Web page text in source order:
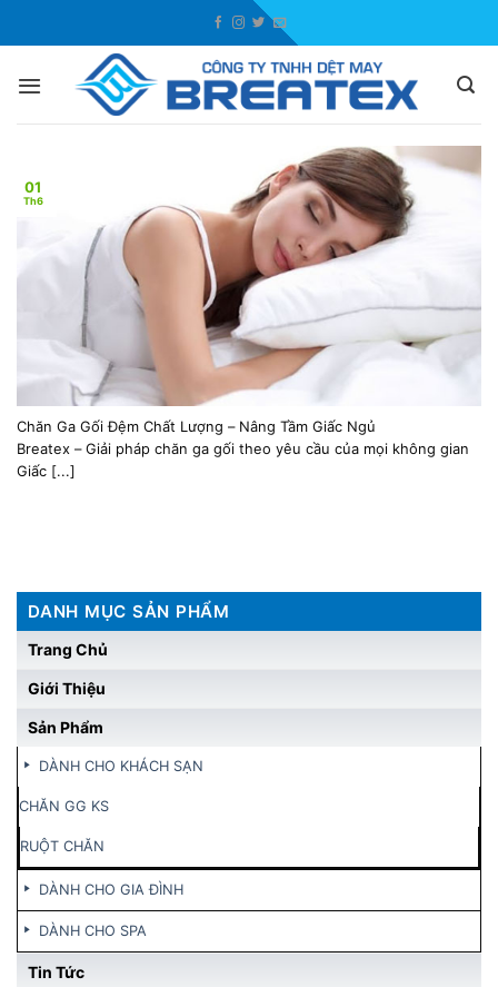
Chăn Ga Gối Đệm Chất Lượng – Nâng Tầm Giấc Ngủ
Breatex – Giải pháp chăn ga gối theo yêu cầu của mọi không gian
Giấc [...]
01
Th6
DANH MỤC SẢN PHẨM
Trang Chủ
Giới Thiệu
Sản Phẩm
DÀNH CHO KHÁCH SẠN
CHĂN GG KS
RUỘT CHĂN
DÀNH CHO GIA ĐÌNH
DÀNH CHO SPA
Tin Tức